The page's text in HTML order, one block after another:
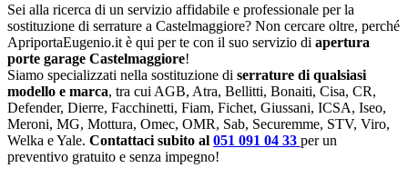
Sei alla ricerca di un servizio affidabile e professionale per la
sostituzione di serrature a Castelmaggiore? Non cercare oltre, perché
ApriportaEugenio.it è qui per te con il suo servizio di apertura
porte garage Castelmaggiore!
Siamo specializzati nella sostituzione di serrature di qualsiasi
modello e marca, tra cui AGB, Atra, Bellitti, Bonaiti, Cisa, CR,
Defender, Dierre, Facchinetti, Fiam, Fichet, Giussani, ICSA, Iseo,
Meroni, MG, Mottura, Omec, OMR, Sab, Securemme, STV, Viro,
Welka e Yale. Contattaci subito al 051 091 04 33 per un
preventivo gratuito e senza impegno!